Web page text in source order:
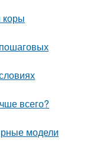
коры
всего?
модели